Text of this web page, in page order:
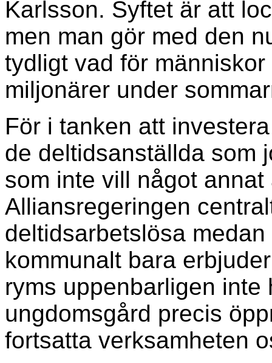
Karlsson. Syftet är att
men man gör med den
tydligt vad för
miljonärer under
För i tanken att
de deltidsanställda som
som inte vill något
Alliansregeringen
deltidsarbetslösa
kommunalt bara
ryms uppenbarligen
ungdomsgård precis
fortsatta verksamheten